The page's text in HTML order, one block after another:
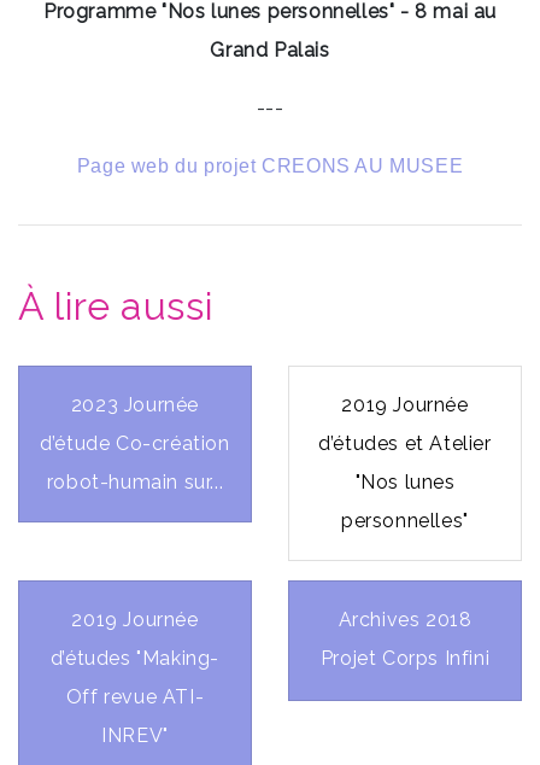
Programme "Nos lunes personnelles" - 8 mai au
Grand Palais
---
Page web du projet CREONS AU MUSEE
À lire aussi
2023 Journée
d’étude Co-création
robot-humain sur...
2019 Journée
d’études et Atelier
"Nos lunes
personnelles"
2019 Journée
d’études "Making-
Off revue ATI-
INREV"
Archives 2018
Projet Corps Infini